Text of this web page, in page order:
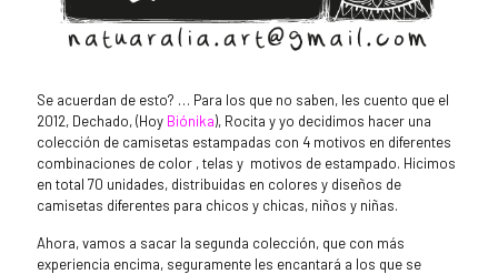
Se acuerdan de esto? … Para los que no saben, les cuento que el
2012, Dechado, (Hoy Biónika), Rocita y yo decidimos hacer una
colección de camisetas estampadas con 4 motivos en diferentes
combinaciones de color , telas y motivos de estampado. Hicimos
en total 70 unidades, distribuidas en colores y diseños de
camisetas diferentes para chicos y chicas, niños y niñas.
Ahora, vamos a sacar la segunda colección, que con más
experiencia encima, seguramente les encantará a los que se